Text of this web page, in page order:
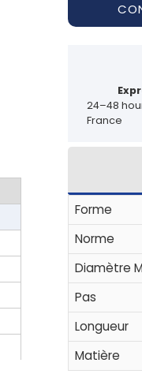
24–48
France
Forme
Norme
Diamètre M
Pas
Longueur
Matière